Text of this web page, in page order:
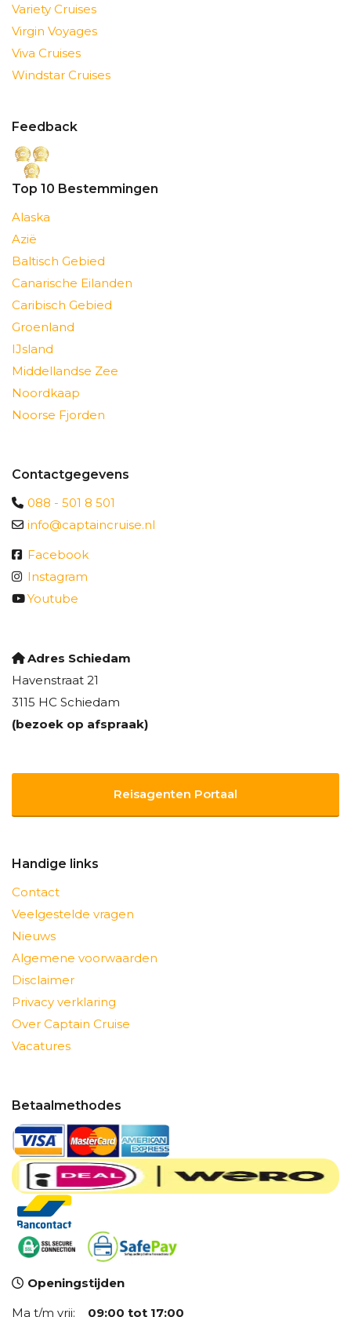
Variety Cruises
Virgin Voyages
Viva Cruises
Windstar Cruises
Feedback
Top 10 Bestemmingen
Alaska
Azië
Baltisch Gebied
Canarische Eilanden
Caribisch Gebied
Groenland
IJsland
Middellandse Zee
Noordkaap
Noorse Fjorden
Contactgegevens
088 - 501 8 501
info@captaincruise.nl
Facebook
Instagram
Youtube
Adres Schiedam
Havenstraat 21
3115 HC Schiedam
(bezoek op afspraak)
Reisagenten Portaal
Handige links
Contact
Veelgestelde vragen
Nieuws
Algemene voorwaarden
Disclaimer
Privacy verklaring
Over Captain Cruise
Vacatures
Betaalmethodes
Openingstijden
Ma t/m vrij: 09:00 tot 17:00